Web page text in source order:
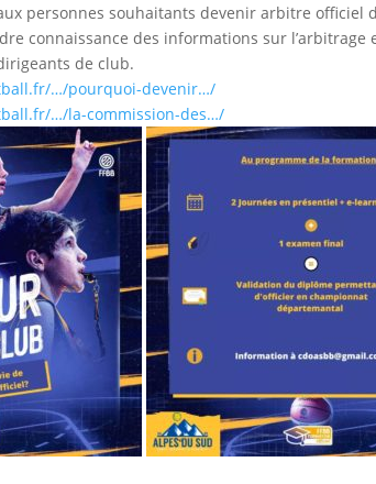
personnes souhaitants devenir arbitre officiel
connaissance des informations sur l’arbitrage
de club.
…/pourquoi-devenir…/
…/la-commission-des…/